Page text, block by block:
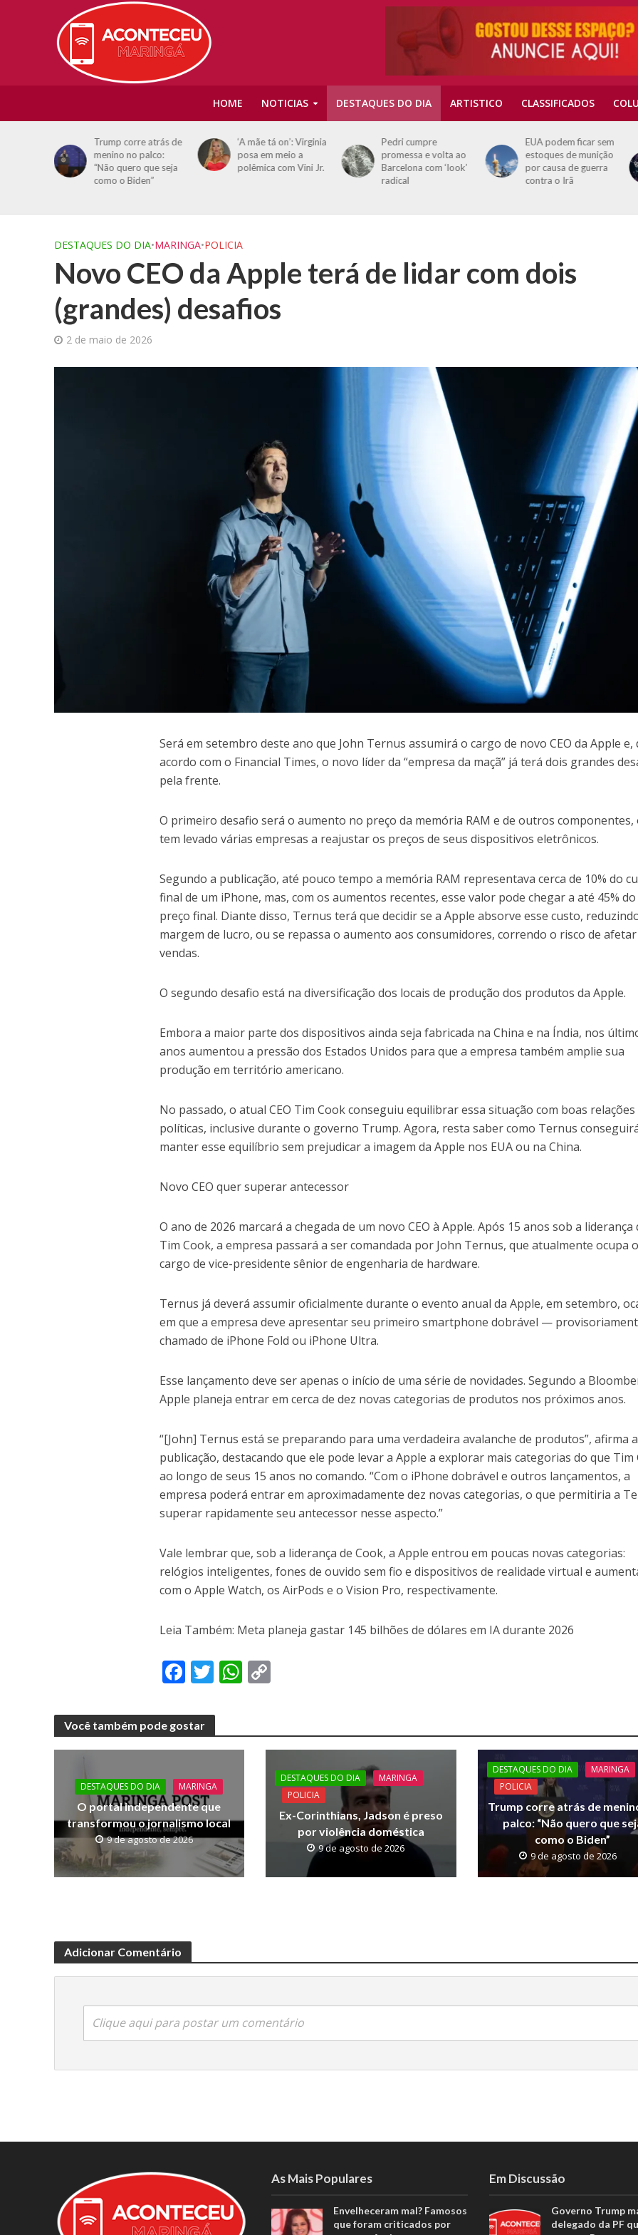
HOME NOTICIAS DESTAQUES DO DIA ARTISTICO CLASSIFICADOS
Trump corre atrás de
menino no palco:
“Não quero que seja
como o Biden”
‘A mãe tá on’: Virginia
posa em meio a
polêmica com Vini Jr.
Pedri cumpre
promessa e volta ao
Barcelona com ‘look’
radical
EUA podem ficar sem
estoques de munição
por causa de guerra
contra o Irã
DESTAQUES DO DIA•MARINGA•POLICIA
Novo CEO da Apple terá de lidar com dois
(grandes) desafios
2 de maio de 2026
Será em setembro deste ano que John Ternus assumirá o cargo de novo CEO da Apple e,
acordo com o Financial Times, o novo líder da “empresa da maçã” já terá dois grandes
pela frente.
O primeiro desafio será o aumento no preço da memória RAM e de outros componentes,
tem levado várias empresas a reajustar os preços de seus dispositivos eletrônicos.
Segundo a publicação, até pouco tempo a memória RAM representava cerca de 10% do
final de um iPhone, mas, com os aumentos recentes, esse valor pode chegar a até 45% do
preço final. Diante disso, Ternus terá que decidir se a Apple absorve esse custo,
margem de lucro, ou se repassa o aumento aos consumidores, correndo o risco de afetar
vendas.
O segundo desafio está na diversificação dos locais de produção dos produtos da Apple.
Embora a maior parte dos dispositivos ainda seja fabricada na China e na Índia, nos
anos aumentou a pressão dos Estados Unidos para que a empresa também amplie sua
produção em território americano.
No passado, o atual CEO Tim Cook conseguiu equilibrar essa situação com boas relações
políticas, inclusive durante o governo Trump. Agora, resta saber como Ternus
manter esse equilíbrio sem prejudicar a imagem da Apple nos EUA ou na China.
Novo CEO quer superar antecessor
O ano de 2026 marcará a chegada de um novo CEO à Apple. Após 15 anos sob a liderança
Tim Cook, a empresa passará a ser comandada por John Ternus, que atualmente ocupa o
cargo de vice-presidente sênior de engenharia de hardware.
Ternus já deverá assumir oficialmente durante o evento anual da Apple, em setembro,
em que a empresa deve apresentar seu primeiro smartphone dobrável —
chamado de iPhone Fold ou iPhone Ultra.
Esse lançamento deve ser apenas o início de uma série de novidades. Segundo a
Apple planeja entrar em cerca de dez novas categorias de produtos nos próximos anos.
“[John] Ternus está se preparando para uma verdadeira avalanche de produtos”, afirma a
publicação, destacando que ele pode levar a Apple a explorar mais categorias do que Tim
ao longo de seus 15 anos no comando. “Com o iPhone dobrável e outros lançamentos, a
empresa poderá entrar em aproximadamente dez novas categorias, o que permitiria a
superar rapidamente seu antecessor nesse aspecto.”
Vale lembrar que, sob a liderança de Cook, a Apple entrou em poucas novas categorias:
relógios inteligentes, fones de ouvido sem fio e dispositivos de realidade virtual e
com o Apple Watch, os AirPods e o Vision Pro, respectivamente.
Leia Também: Meta planeja gastar 145 bilhões de dólares em IA durante 2026
F
e
b
o
k
T
itt
er
W
s y
Li
n
k
Você também pode gostar
DESTAQUES DO DIA MARINGA
O portal independente que
transformou o jornalismo local
9 de agosto de 2026
DESTAQUES DO DIA
MARINGA
POLICIA
Ex-Corinthians, Jadson é preso
por violência doméstica
9 de agosto de 2026
DESTAQUES DO DIA
MARINGA
POLICIA
Trump corre atrás de
palco: “Não quero que
como o Biden”
9 de agosto de 2026
Adicionar Comentário
Clique aqui para postar um comentário
As Mais Populares
Envelheceram mal? Famosos
que foram criticados por
Em Discussão
Governo Trump
delegado da PF